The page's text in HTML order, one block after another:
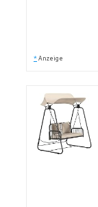
* Anzeige